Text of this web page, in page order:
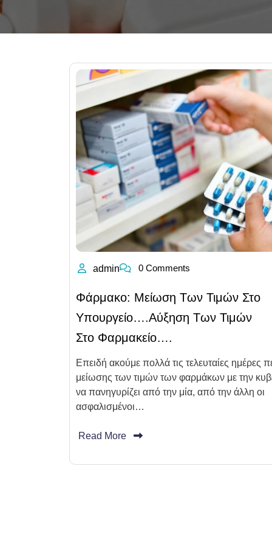
admin 0 Comments
Φάρμακο: Μείωση Των Τιμών Στο
Υπουργείο….αύξηση Των Τιμών
Στο Φαρμακείο….
Επειδή ακούμε πολλά τις τελευταίες ημέρες
μείωσης των τιμών των φαρμάκων με την
να πανηγυρίζει από την μία, από την άλλη οι
ασφαλισμένοι…
Read More